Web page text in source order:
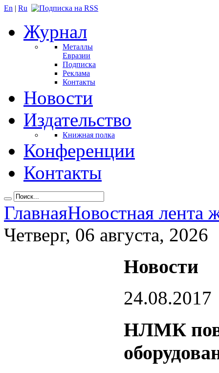
En | Ru
Журнал
Металлы
Евразии
Подписка
Реклама
Контакты
Новости
Издательство
Книжная полка
Конференции
Контакты
ГлавнаяНовостная лента
Четверг, 06 августа, 2026
Новости
24.08.2017
НЛМК